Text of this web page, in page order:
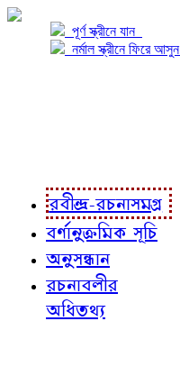
পূর্ণ স্ক্রীনে যান
নর্মাল স্ক্রীনে ফিরে আসুন
রবীন্দ্র-রচনাসমগ্র
বর্ণানুক্রমিক সূচি
অনুসন্ধান
রচনাবলীর
অধিতথ্য